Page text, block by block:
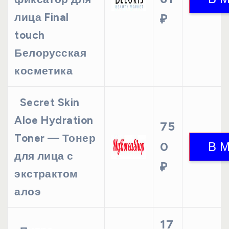
лица Final
touch
Белорусская
косметика
₽
Secret Skin
Aloe Hydration
Toner — Тонер
для лица с
экстрактом
алоэ
75
0
₽
17